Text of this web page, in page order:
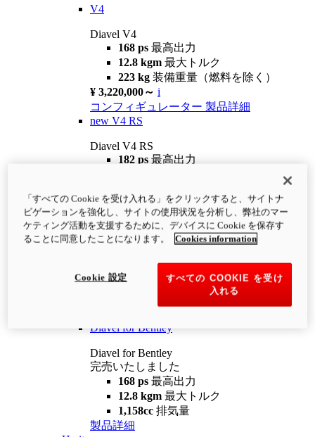
V4
Diavel V4
168 ps 最高出力
12.8 kgm 最大トルク
223 kg 装備重量（燃料を除く）
¥ 3,220,000～ i
コンフィギュレーター 製品詳細
new V4 RS
Diavel V4 RS
182 ps 最高出力
¥4,400,000 i
コンフィギュレーター 製品詳細
newV4 RS 100
12.2 kgm
最大トルク
装備重量（燃料を除く）
Diavel for Bentley
Diavel for Bentley
完売いたしました
168 ps 最高出力
12.8 kgm 最大トルク
1,158cc 排気量
製品詳細
「すべての Cookie を受け入れる」をクリックすると、サイトナ
ビゲーションを強化し、サイトの使用状況を分析し、弊社のマー
ケティング活動を支援するために、デバイスに Cookie を保存す
ることに同意したことになります。
Cookies information
すべての COOKIE を受け
入れる
Cookie 設定